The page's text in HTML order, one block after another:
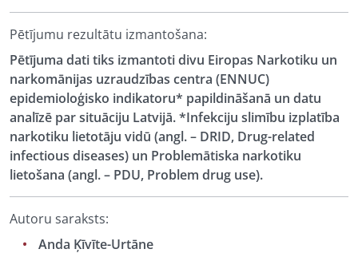
Pētījumu rezultātu izmantošana:
Pētījuma dati tiks izmantoti divu Eiropas Narkotiku un
narkomānijas uzraudzības centra (ENNUC)
epidemioloģisko indikatoru* papildināšanā un datu
analīzē par situāciju Latvijā. *Infekciju slimību izplatība
narkotiku lietotāju vidū (angl. – DRID, Drug-related
infectious diseases) un Problemātiska narkotiku
lietošana (angl. – PDU, Problem drug use).
Autoru saraksts:
Anda Ķīvīte-Urtāne